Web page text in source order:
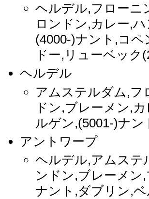
ヘルデル,フローニ
ロンドン,カレー,
(4000-)ナント,コ
ドー,リューベック
ヘルデル
アムステルダム,フ
ドン,ブレーメン,
ルゲン,(5001-)ナ
アントワープ
ヘルデル,アムステ
ンドン,ブレーメン
ナント,ダブリン,